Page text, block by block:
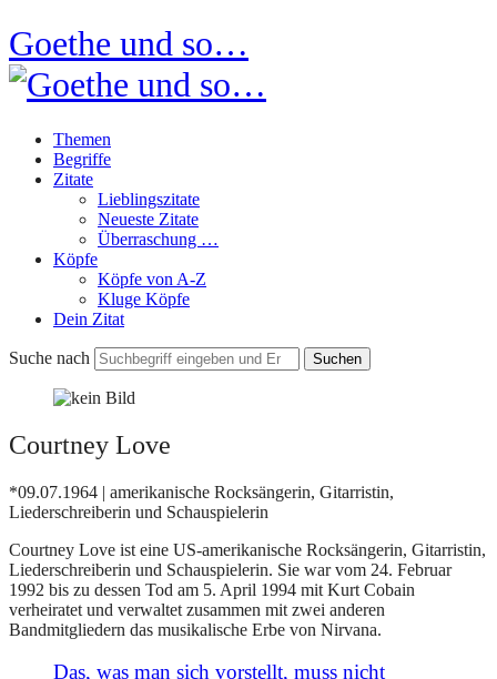
Goethe und so…
Themen
Begriffe
Zitate
Lieblingszitate
Neueste Zitate
Überraschung …
Köpfe
Köpfe von A-Z
Kluge Köpfe
Dein Zitat
Suche nach
Courtney Love
*09.07.1964 | amerikanische Rocksängerin, Gitarristin,
Liederschreiberin und Schauspielerin
Courtney Love ist eine US-amerikanische Rocksängerin, Gitarristin,
Liederschreiberin und Schauspielerin. Sie war vom 24. Februar
1992 bis zu dessen Tod am 5. April 1994 mit Kurt Cobain
verheiratet und verwaltet zusammen mit zwei anderen
Bandmitgliedern das musikalische Erbe von Nirvana.
Das, was man sich vorstellt, muss nicht